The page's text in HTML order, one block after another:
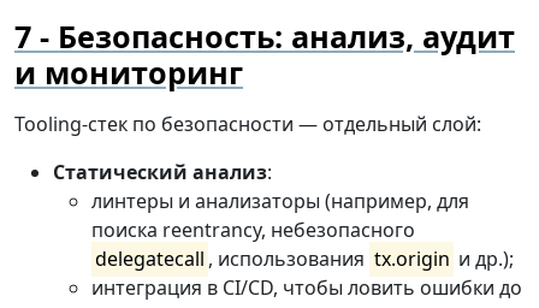
Безопасность: анализ, аудит
и мониторинг
Tooling-стек по безопасности — отдельный слой:
Статический анализ:
линтеры и анализаторы (например, для
поиска reentrancy, небезопасного
delegatecall , использования tx.origin и др.);
интеграция в CI/CD, чтобы ловить ошибки до